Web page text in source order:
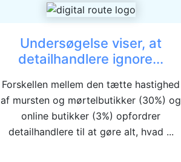
Undersøgelse viser, at
detailhandlere ignore...
Forskellen mellem den tætte hastighed
af mursten og mørtelbutikker (30%) og
online butikker (3%) opfordrer
detailhandlere til at gøre alt, hvad ...